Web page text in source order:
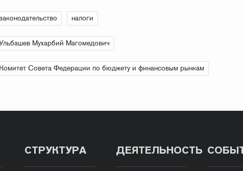
налоги
Мухарбий Магомедович
Комитет Совета Федерации по бюджету и финансовым рынкам
СТРУКТУРА ДЕЯТЕЛЬНОСТЬ